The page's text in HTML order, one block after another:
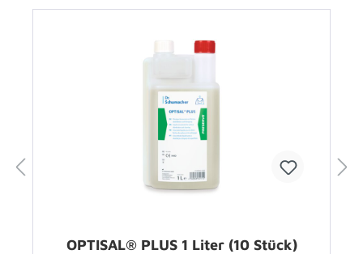
OPTISAL® PLUS 1 Liter (10 Stück)